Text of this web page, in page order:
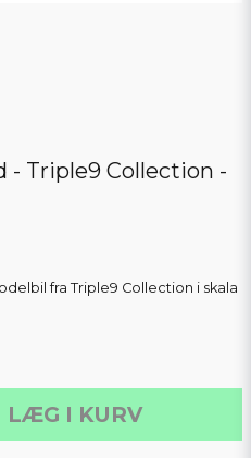
- Triple9 Collection -
fra Triple9 Collection i skala
LÆG I KURV